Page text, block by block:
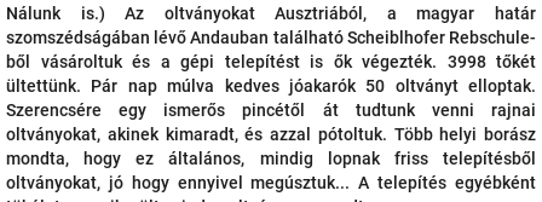
Nálunk is.) Az oltványokat Ausztriából, a magyar határ
szomszédságában lévő Andauban található Scheiblhofer Rebschule-
ből vásároltuk és a gépi telepítést is ők végezték. 3998 tőkét
ültettünk. Pár nap múlva kedves jóakarók 50 oltványt elloptak.
Szerencsére egy ismerős pincétől át tudtunk venni rajnai
oltványokat, akinek kimaradt, és azzal pótoltuk. Több helyi borász
mondta, hogy ez általános, mindig lopnak friss telepítésből
oltványokat, jó hogy ennyivel megúsztuk... A telepítés egyébként